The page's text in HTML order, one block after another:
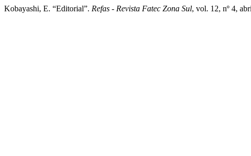
Kobayashi, E. “Editorial”. Refas - Revista Fatec Zona Sul, vol. 12, nº 4,